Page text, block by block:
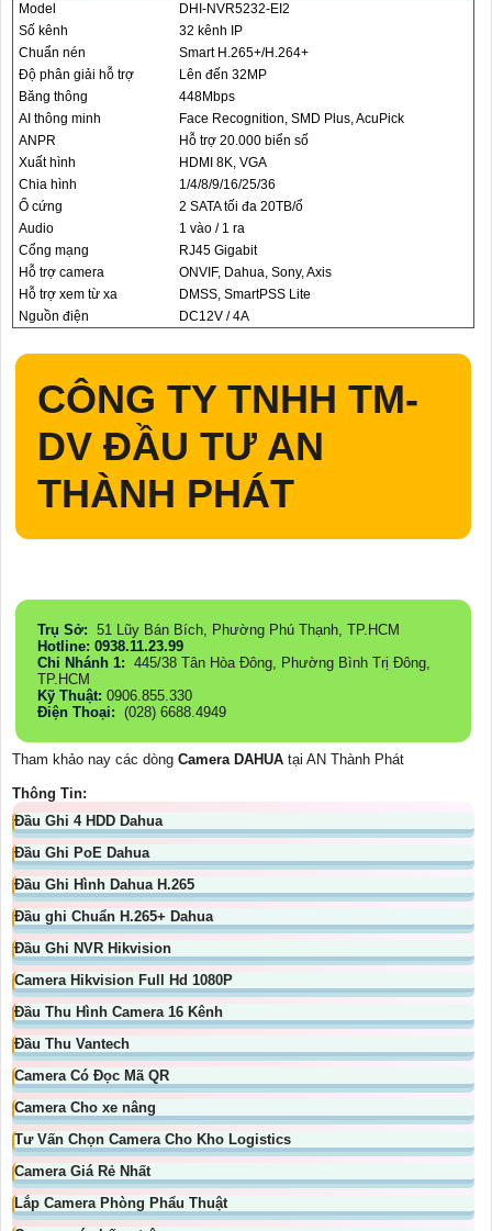
Model
DHI-NVR5232-EI2
Số kênh
32 kênh IP
Chuẩn nén
Smart H.265+/H.264+
Độ phân giải hỗ trợ
Lên đến 32MP
Băng thông
448Mbps
AI thông minh
Face Recognition, SMD Plus, AcuPick
ANPR
Hỗ trợ 20.000 biển số
Xuất hình
HDMI 8K, VGA
Chia hình
1/4/8/9/16/25/36
Ổ cứng
2 SATA tối đa 20TB/ổ
Audio
1 vào / 1 ra
Cổng mạng
RJ45 Gigabit
Hỗ trợ camera
ONVIF, Dahua, Sony, Axis
Hỗ trợ xem từ xa
DMSS, SmartPSS Lite
Nguồn điện
DC12V / 4A
CÔNG TY TNHH TM-
DV ĐẦU TƯ AN
THÀNH PHÁT
Trụ Sở: 51 Lũy Bán Bích, Phường Phú Thạnh, TP.HCM
Hotline: 0938.11.23.99
Chi Nhánh 1: 445/38 Tân Hòa Đông, Phường Bình Trị Đông,
TP.HCM
Kỹ Thuật: 0906.855.330
Điện Thoại: (028) 6688.4949
Tham khảo nay các dòng Camera DAHUA tại AN Thành Phát
Thông Tin:
Đầu Ghi 4 HDD Dahua
Đầu Ghi PoE Dahua
Đầu Ghi Hình Dahua H.265
Đầu ghi Chuẩn H.265+ Dahua
Đầu Ghi NVR Hikvision
Camera Hikvision Full Hd 1080P
Đầu Thu Hình Camera 16 Kênh
Đầu Thu Vantech
Camera Có Đọc Mã QR
Camera Cho xe nâng
Tư Vấn Chọn Camera Cho Kho Logistics
Camera Giá Rẻ Nhất
Lắp Camera Phòng Phẩu Thuật